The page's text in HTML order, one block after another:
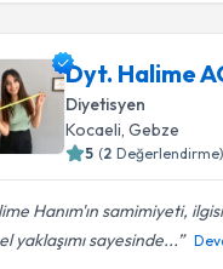
Dyt. Halime
Diyetisyen
Kocaeli, Gebze
5 (2 Değerlendirme)
Hanım'ın samimiyeti,
yaklaşımı sayesinde...